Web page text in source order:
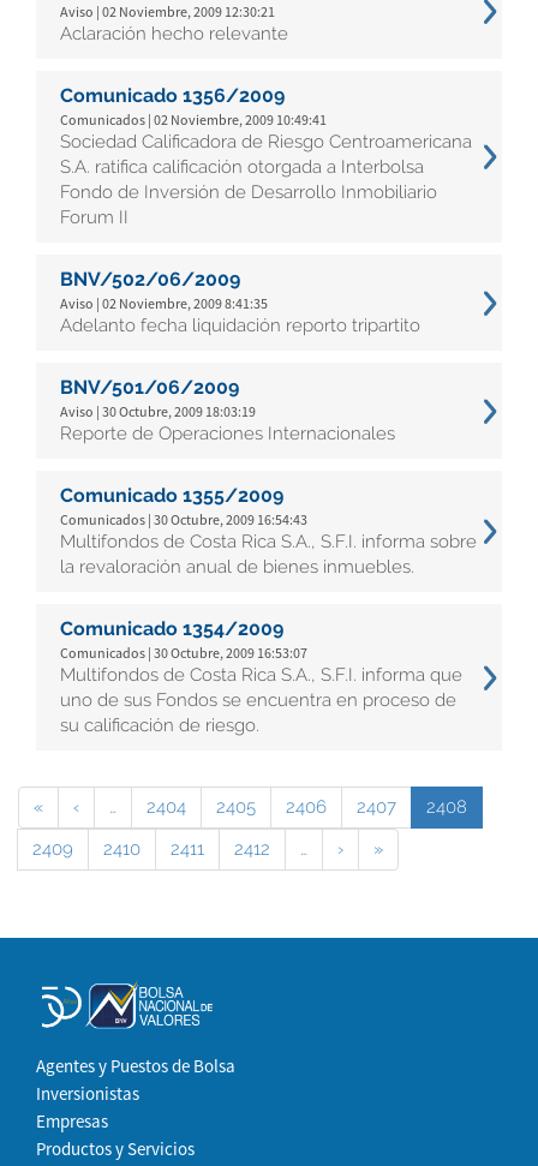
Aviso | 02 Noviembre, 2009 12:30:21
Aclaración hecho relevante
Comunicado 1356/2009
Comunicados | 02 Noviembre, 2009 10:49:41
Sociedad Calificadora de Riesgo Centroamericana
S.A. ratifica calificación otorgada a Interbolsa
Fondo de Inversión de Desarrollo Inmobiliario
Forum II
BNV/502/06/2009
Aviso | 02 Noviembre, 2009 8:41:35
Adelanto fecha liquidación reporto tripartito
BNV/501/06/2009
Aviso | 30 Octubre, 2009 18:03:19
Reporte de Operaciones Internacionales
Comunicado 1355/2009
Comunicados | 30 Octubre, 2009 16:54:43
Multifondos de Costa Rica S.A., S.F.I. informa sobre
la revaloración anual de bienes inmuebles.
Comunicado 1354/2009
Comunicados | 30 Octubre, 2009 16:53:07
Multifondos de Costa Rica S.A., S.F.I. informa que
uno de sus Fondos se encuentra en proceso de
su calificación de riesgo.
« ‹ … 2404 2405 2406 2407
2408
2409
2410 2411 2412 … › »
Agentes y Puestos de Bolsa
Inversionistas
Empresas
Productos y Servicios